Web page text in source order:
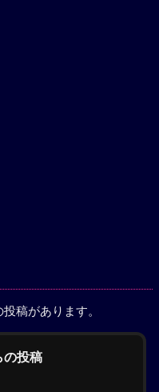
投稿があります。
の投稿